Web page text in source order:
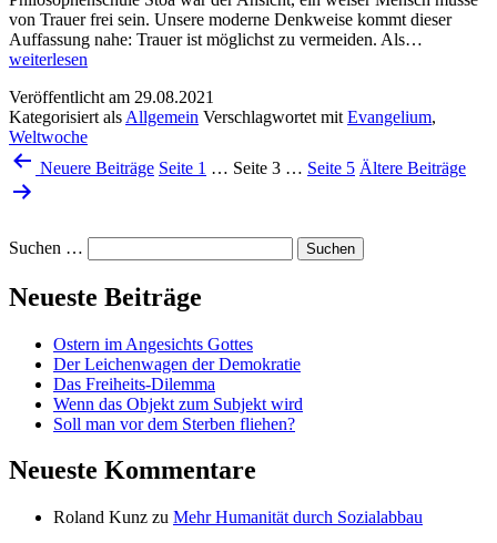
von Trauer frei sein. Unsere moderne Denkweise kommt dieser
Auffassung nahe: Trauer ist möglichst zu vermeiden. Als…
weiterlesen
Veröffentlicht am 29.08.2021
Kategorisiert als Allgemein Verschlagwortet mit Evangelium,
Weltwoche
Seitennummerierung
der
Neuere Beiträge Seite 1 … Seite 3 … Seite 5 Ältere Beiträge
Suchen …
Neueste Beiträge
Ostern im Angesichts Gottes
Der Leichenwagen der Demokratie
Das Freiheits-Dilemma
Wenn das Objekt zum Subjekt wird
Soll man vor dem Sterben fliehen?
Neueste Kommentare
Roland Kunz zu Mehr Humanität durch Sozialabbau